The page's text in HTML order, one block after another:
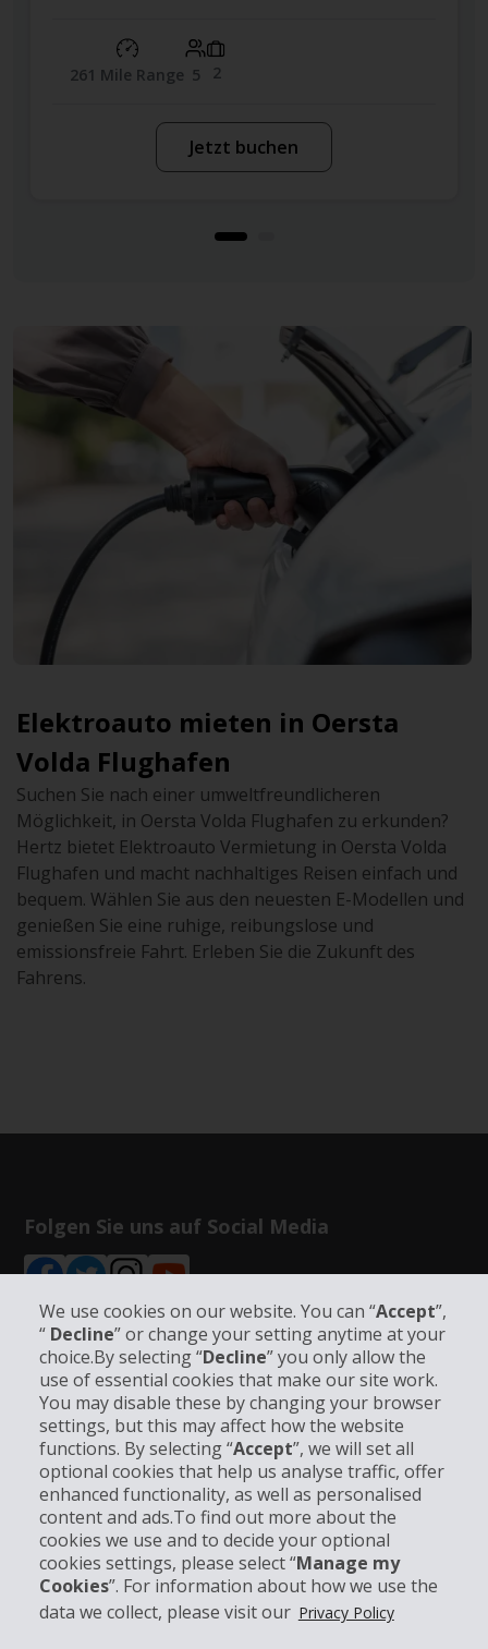
We use cookies on our website. You can “Accept”,
“ Decline” or change your setting anytime at your
choice.By selecting “Decline” you only allow the
use of essential cookies that make our site work.
You may disable these by changing your browser
settings, but this may affect how the website
functions. By selecting “Accept”, we will set all
optional cookies that help us analyse traffic, offer
enhanced functionality, as well as personalised
content and ads.To find out more about the
cookies we use and to decide your optional
cookies settings, please select “Manage my
Cookies”. For information about how we use the
data we collect, please visit our Privacy Policy
63 MPG 5 2
Jetzt buchen
Elektroauto mieten in Oersta
Volda Flughafen
Suchen Sie nach einer umweltfreundlicheren
Möglichkeit, in Oersta Volda Flughafen zu erkunden?
Hertz bietet Elektroauto Vermietung in Oersta Volda
Flughafen und macht nachhaltiges Reisen einfach und
bequem. Wählen Sie aus den neuesten E-Modellen und
genießen Sie eine ruhige, reibungslose und
emissionsfreie Fahrt. Erleben Sie die Zukunft des
Fahrens.
Folgen Sie uns auf Social Media
Unternehmensinformation
Partner
Kundenservice
Mieten bei Hertz